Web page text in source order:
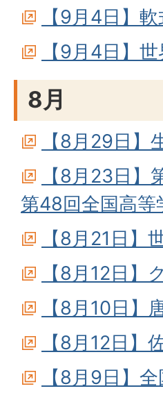
【9月4日】
【9月4日】
8月
【8月29日
【8月23日
第48回全国高等
【8月21日】
【8月12日】
【8月10日
【8月12日】
【8月9日】